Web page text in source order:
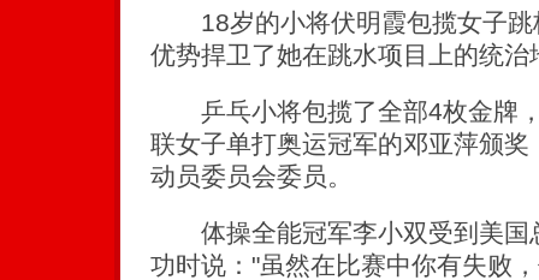
18岁的小将伏明霞包揽女子跳
优势捍卫了她在跳水项目上的统治
乒乓小将包揽了全部4枚金牌，
联女子单打奥运冠军的邓亚萍颁
动员委员会委员。
体操全能冠军李小双受到美国
功时说："虽然在比赛中你有失败